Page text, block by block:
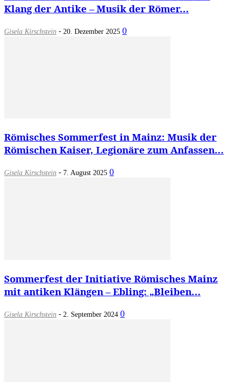
Klang der Antike – Musik der Römer...
Gisela Kirschstein - 20. Dezember 2025 0
Römisches Sommerfest in Mainz: Musik der
Römischen Kaiser, Legionäre zum Anfassen...
Gisela Kirschstein - 7. August 2025 0
Sommerfest der Initiative Römisches Mainz
mit antiken Klängen – Ebling: „Bleiben...
Gisela Kirschstein - 2. September 2024 0